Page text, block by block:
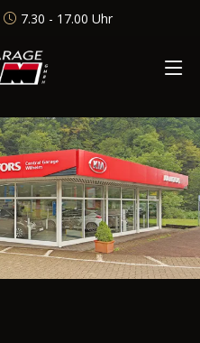
7.30 - 17.00 Uhr